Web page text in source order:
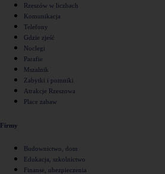
Rzeszów w liczbach
Komunikacja
Telefony
Gdzie zjeść
Noclegi
Parafie
Mszalnik
Zabytki i pomniki
Atrakcje Rzeszowa
Place zabaw
Firmy
Budownictwo, dom
Edukacja, szkolnictwo
Finanse, ubezpieczenia